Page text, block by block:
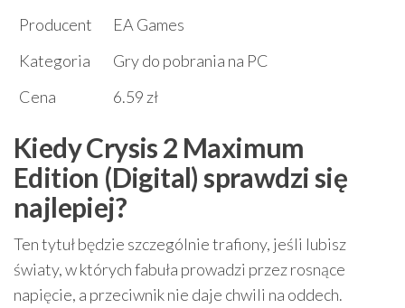
Producent
EA Games
Kategoria
Gry do pobrania na PC
Cena
6.59 zł
Kiedy Crysis 2 Maximum
Edition (Digital) sprawdzi się
najlepiej?
Ten tytuł będzie szczególnie trafiony, jeśli lubisz
światy, w których fabuła prowadzi przez rosnące
napięcie, a przeciwnik nie daje chwili na oddech.